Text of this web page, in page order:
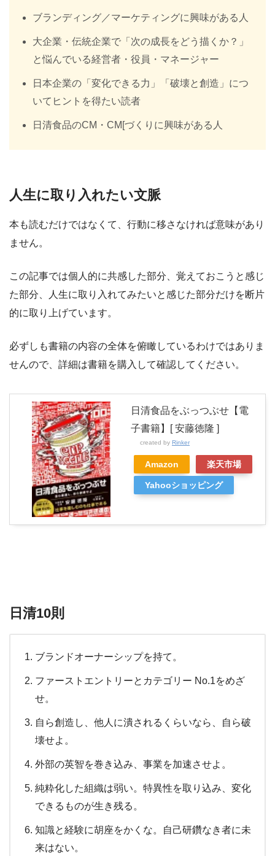
ブランディング／マーケティングに興味がある人
大企業・伝統企業で「次の成長をどう描くか？」
と悩んでいる経営者・役員・マネージャー
日本企業の「変化できる力」「破壊と創造」につ
いてヒントを得たい読者
日清食品のCM・CM[づくりに興味がある人
人生に取り入れたい文脈
本も読むだけではなくて、行動に移さなければ意味があり
ません。
この記事では個人的に共感した部分、覚えておこうと感じ
た部分、人生に取り入れてみたいと感じた部分だけを断片
的に取り上げています。
必ずしも書籍の内容の全体を俯瞰しているわけではありま
せんので、詳細は書籍を購入して確認してください。
日清食品をぶっつぶせ【電
子書籍】[ 安藤徳隆 ]
created by Rinker
Amazon 楽天市場
Yahooショッピング
日清10則
ブランドオーナーシップを持て。
ファーストエントリーとカテゴリー No.1をめざ
せ。
自ら創造し、他人に潰されるくらいなら、自ら破
壊せよ。
外部の英智を巻き込み、事業を加速させよ。
純粋化した組織は弱い。特異性を取り込み、変化
できるものが生き残る。
知識と経験に胡座をかくな。自己研鑽なき者に未
来はない。